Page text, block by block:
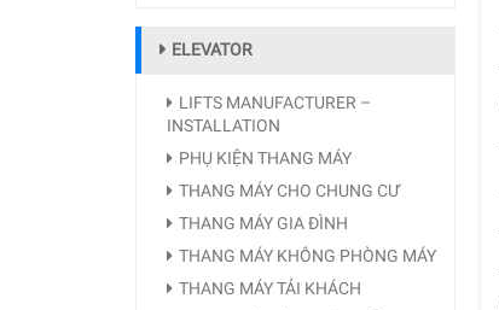
ELEVATOR
LIFTS MANUFACTURER –
INSTALLATION
PHỤ KIỆN THANG MÁY
THANG MÁY CHO CHUNG CƯ
THANG MÁY GIA ĐÌNH
THANG MÁY KHÔNG PHÒNG MÁY
THANG MÁY TẢI KHÁCH